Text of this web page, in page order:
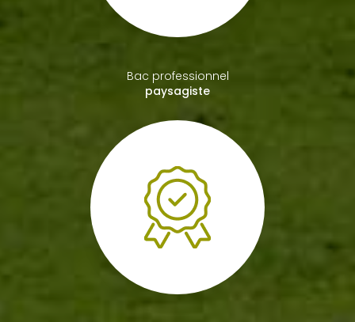
Bac professionnel
paysagiste